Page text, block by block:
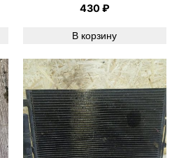
430₽
В корзину